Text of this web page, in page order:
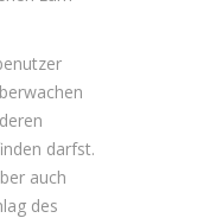
darfst.
auch
des